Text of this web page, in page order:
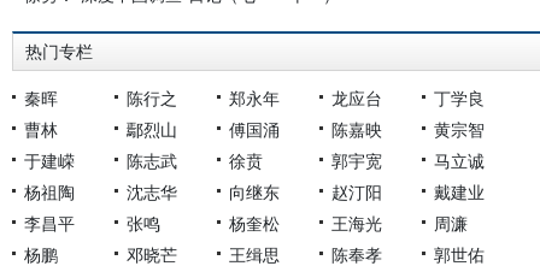
热门专栏
秦晖 陈行之 郑永年 龙应台
丁学良
曹林
鄢烈山 傅国涌 陈嘉映
黄宗智
于建嵘
陈志武 徐贲 郭宇宽
马立诚
杨祖陶
沈志华 向继东 赵汀阳
戴建业
李昌平
张鸣 杨奎松 王海光
周濂
杨鹏
邓晓芒 王缉思 陈奉孝 郭世佑